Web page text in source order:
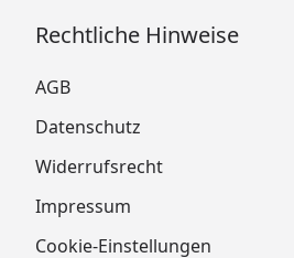
Rechtliche Hinweise
AGB
Datenschutz
Widerrufsrecht
Impressum
Cookie-Einstellungen